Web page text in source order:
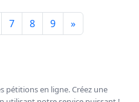
7 8 9 »
pétitions en ligne. Créez une